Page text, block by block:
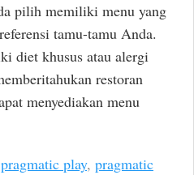
pilih memiliki menu yang
tamu-tamu Anda.
diet khusus atau alergi
restoran
menyediakan menu
pragmatic play, pragmatic